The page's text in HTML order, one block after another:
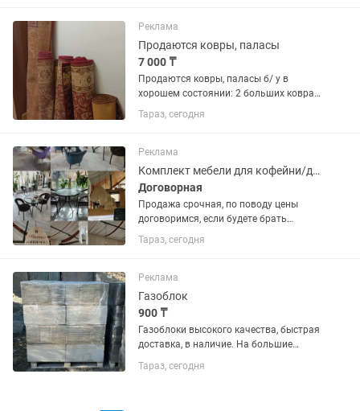
квартиры, дома,...
Реклама
Продаются ковры, паласы
7 000 ₸
Продаются ковры, паласы б/ у в
хорошем состоянии: 2 больших ковра
шерстяных , 2 средних и 2 средних
паласа. За все вместе 8000 тг
Тараз, сегодня
Реклама
Комплект мебели для кофейни/дома - Стулья, столы, барные стойки, этажерки
Договорная
Продажа срочная, по поводу цены
договоримся, если будете брать
комплектом уступка будет, самовывоз!
Мебель в очень хорошем состоянии.
Тараз, сегодня
Реклама
Газоблок
900 ₸
Газоблоки высокого качества, быстрая
доставка, в наличие. На большие
Тараз, сегодня